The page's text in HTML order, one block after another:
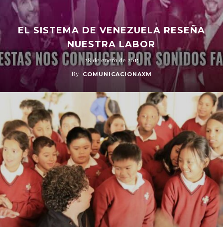
EL SISTEMA DE VENEZUELA RESEÑA
NUESTRA LABOR
28 de enero de 2015
By COMUNICACIONAXM